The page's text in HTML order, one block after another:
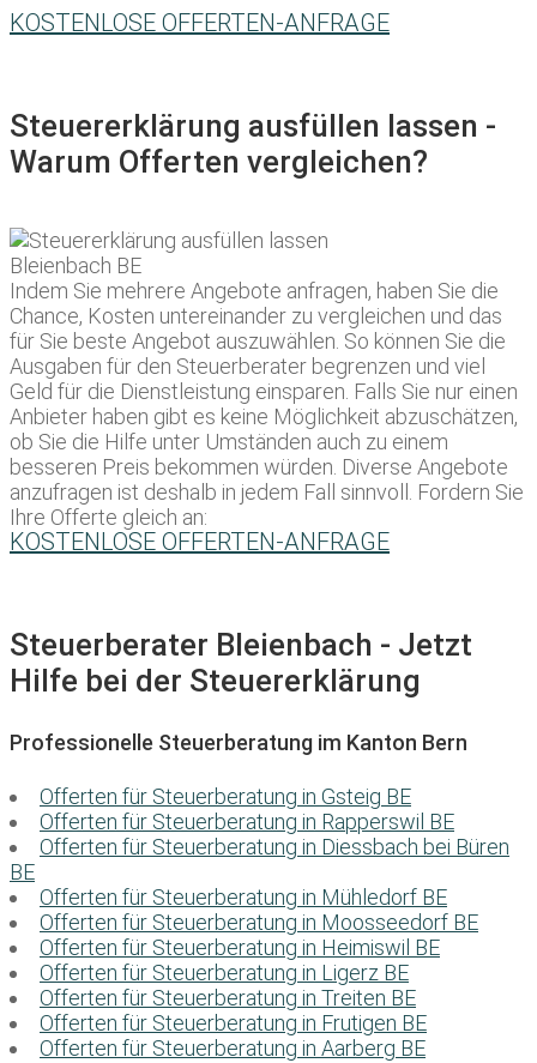
KOSTENLOSE OFFERTEN-ANFRAGE
Steuererklärung ausfüllen lassen -
Warum Offerten vergleichen?
Indem Sie mehrere Angebote anfragen, haben Sie die
Chance, Kosten untereinander zu vergleichen und das
für Sie beste Angebot auszuwählen. So können Sie die
Ausgaben für den Steuerberater begrenzen und viel
Geld für die Dienstleistung einsparen. Falls Sie nur einen
Anbieter haben gibt es keine Möglichkeit abzuschätzen,
ob Sie die Hilfe unter Umständen auch zu einem
besseren Preis bekommen würden. Diverse Angebote
anzufragen ist deshalb in jedem Fall sinnvoll. Fordern Sie
Ihre Offerte gleich an:
KOSTENLOSE OFFERTEN-ANFRAGE
Steuerberater Bleienbach - Jetzt
Hilfe bei der Steuererklärung
Professionelle Steuerberatung im Kanton Bern
Offerten für Steuerberatung in Gsteig BE
Offerten für Steuerberatung in Rapperswil BE
Offerten für Steuerberatung in Diessbach bei Büren
BE
Offerten für Steuerberatung in Mühledorf BE
Offerten für Steuerberatung in Moosseedorf BE
Offerten für Steuerberatung in Heimiswil BE
Offerten für Steuerberatung in Ligerz BE
Offerten für Steuerberatung in Treiten BE
Offerten für Steuerberatung in Frutigen BE
Offerten für Steuerberatung in Aarberg BE